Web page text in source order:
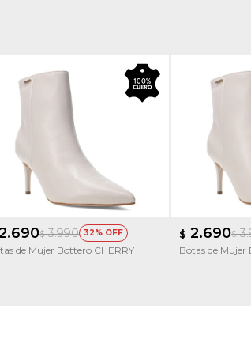
$ 3.990 32
de Mujer Bottero CHERRY
$ 2.690$
Botas de Mujer